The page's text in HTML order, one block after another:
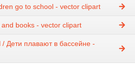
go to school - vector clipart
books - vector clipart
Дети плавают в бассейне -